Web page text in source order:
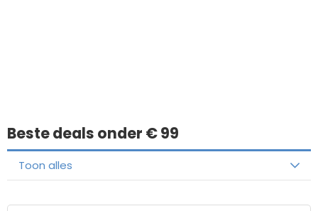
Beste deals onder € 99
Toon alles